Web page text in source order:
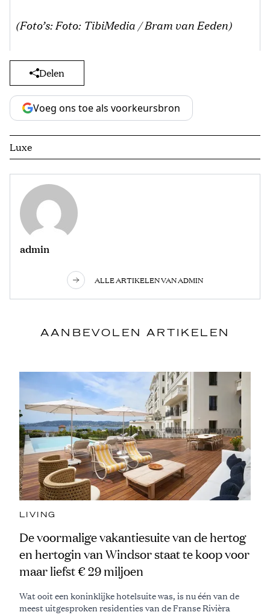
(Foto’s: Foto: TibiMedia / Bram van Eeden)
Delen
Voeg ons toe als voorkeursbron
Luxe
admin
ALLE ARTIKELEN VAN ADMIN
AANBEVOLEN ARTIKELEN
LIVING
De voormalige vakantiesuite van de hertog
en hertogin van Windsor staat te koop voor
maar liefst € 29 miljoen
Wat ooit een koninklijke hotelsuite was, is nu één van de
meest uitgesproken residenties van de Franse Rivièra